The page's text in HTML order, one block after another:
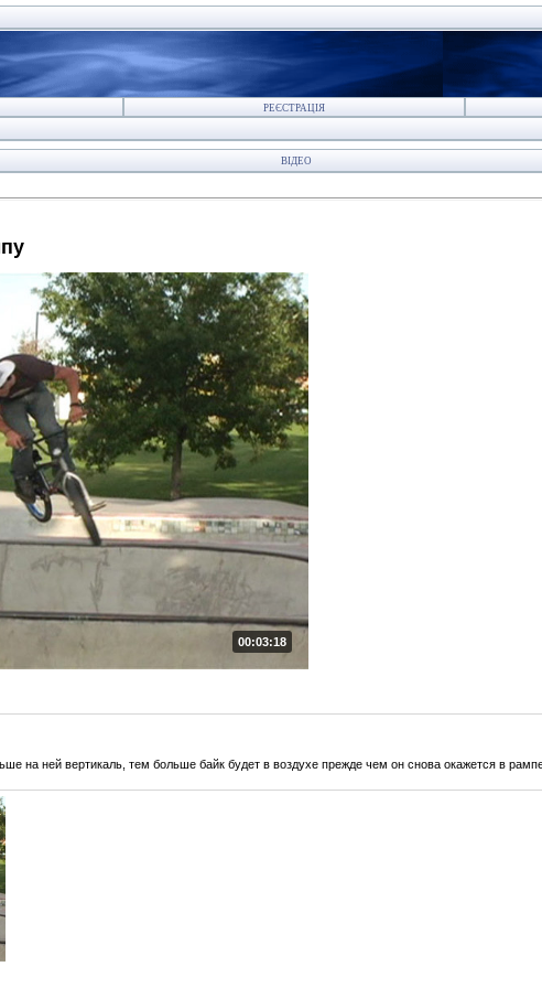
РЕЄСТРАЦІЯ
ВІДЕО
00:03:18
на ней вертикаль, тем больше байк будет в воздухе прежде чем он снова окажется в